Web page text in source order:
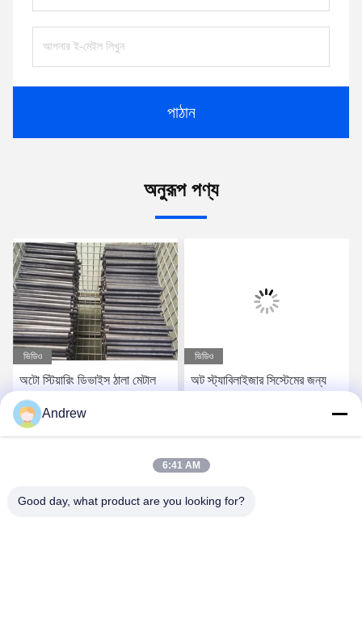
পাঠান
অনুরূপ পণ্য
ভিডিও
অটো স্টিয়ারিং ডিভাইস ঠালা মেটাল
মেরু seamless কোল্ড ব্যাস বাইরে
6mm ঘূর্ণিত
ভিডিও
অট স্ট্যাবিলাইজার সিস্টেমের জন্য
Andrew
6:41 AM
Good day, what product are you looking for?